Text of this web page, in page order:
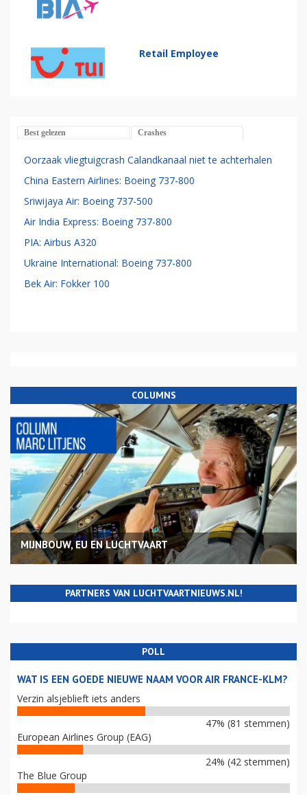
Retail Employee
Best gelezen Crashes
Oorzaak vliegtuigcrash Calandkanaal niet te achterhalen
China Eastern Airlines: Boeing 737-800
Sriwijaya Air: Boeing 737-500
Air India Express: Boeing 737-800
PIA: Airbus A320
Ukraine International: Boeing 737-800
Bek Air: Fokker 100
COLUMNS
MIJNBOUW, EU EN LUCHTVAART
PARTNERS VAN LUCHTVAARTNIEUWS.NL!
POLL
WAT IS EEN GOEDE NIEUWE NAAM VOOR AIR FRANCE-KLM?
Verzin alsjeblieft iets anders
47% (81 stemmen)
European Airlines Group (EAG)
24% (42 stemmen)
The Blue Group